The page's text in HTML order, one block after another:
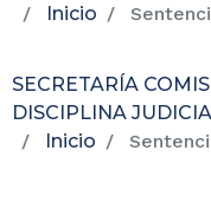
Inicio
SECRETARÍA
DISCIPLINA
Inicio